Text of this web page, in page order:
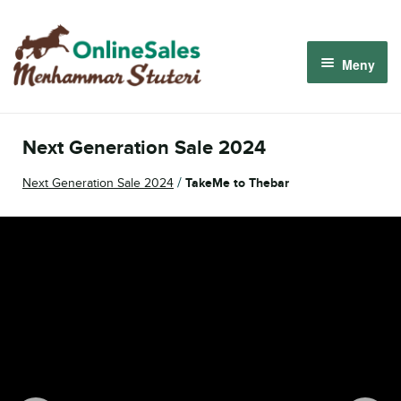
Hoppa
till
navigering
Hoppa
till
innehåll
Meny
Om oss
Next Generation Sale 2024
Next Generation Sale 2024 / TakeMe to Thebar